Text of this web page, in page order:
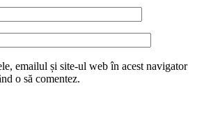
emailul și site-ul web în acest navigator
o să comentez.